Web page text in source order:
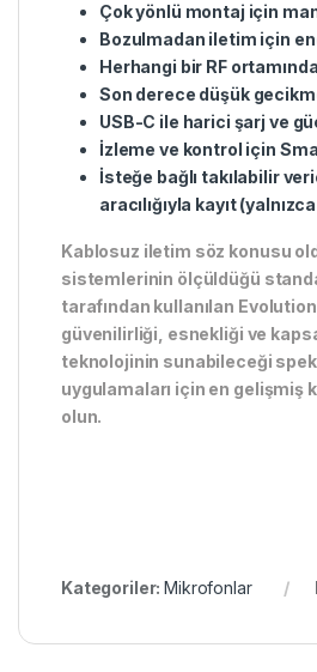
Çok yönlü montaj için
Bozulmadan iletim için
Herhangi bir RF
Son derece düşük
USB-C ile harici şarj ve
İzleme ve kontrol için
İsteğe bağlı takılabilir
aracılığıyla kayıt
Kablosuz iletim söz konusu
sistemlerinin ölçüldüğü
tarafından kullanılan
güvenilirliği, esnekliği ve
teknolojinin sunabileceği
uygulamaları için en gelişmiş
olun.
Kategoriler:Mikrofonlar